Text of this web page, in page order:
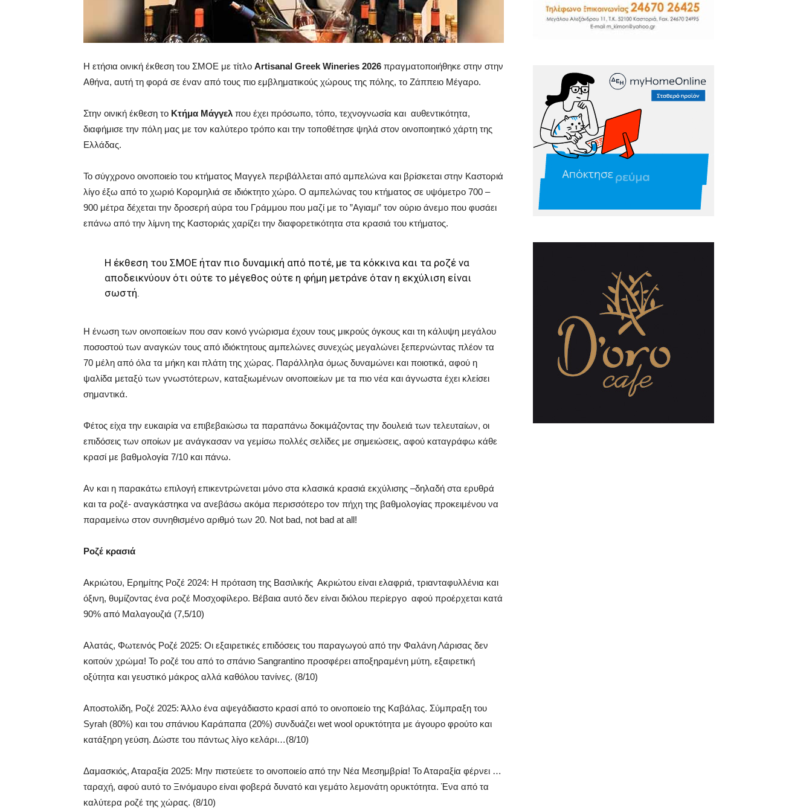
Η ετήσια οινική έκθεση του ΣΜΟΕ με τίτλο Artisanal Greek Wineries 2026 πραγματοποιήθηκε στην στην
Αθήνα, αυτή τη φορά σε έναν από τους πιο εμβληματικούς χώρους της πόλης, το Ζάππειο Μέγαρο.
Στην οινική έκθεση το Κτήμα Μάγγελ που έχει πρόσωπο, τόπο, τεχνογνωσία και αυθεντικότητα,
διαφήμισε την πόλη μας με τον καλύτερο τρόπο και την τοποθέτησε ψηλά στον οινοποιητικό χάρτη της
Ελλάδας.
Το σύγχρονο οινοποιείο του κτήματος Μαγγελ περιβάλλεται από αμπελώνα και βρίσκεται στην Καστοριά
λίγο έξω από το χωριό Κορομηλιά σε ιδιόκτητο χώρο. Ο αμπελώνας του κτήματος σε υψόμετρο 700 –
900 μέτρα δέχεται την δροσερή αύρα του Γράμμου που μαζί με το ”Αγιαμι” τον ούριο άνεμο που φυσάει
επάνω από την λίμνη της Καστοριάς χαρίζει την διαφορετικότητα στα κρασιά του κτήματος.
Η έκθεση του ΣΜΟΕ ήταν πιο δυναμική από ποτέ, με τα κόκκινα και τα ροζέ να
αποδεικνύουν ότι ούτε το μέγεθος ούτε η φήμη μετράνε όταν η εκχύλιση είναι
σωστή.
Η ένωση των οινοποιείων που σαν κοινό γνώρισμα έχουν τους μικρούς όγκους και τη κάλυψη μεγάλου
ποσοστού των αναγκών τους από ιδιόκτητους αμπελώνες συνεχώς μεγαλώνει ξεπερνώντας πλέον τα
70 μέλη από όλα τα μήκη και πλάτη της χώρας. Παράλληλα όμως δυναμώνει και ποιοτικά, αφού η
ψαλίδα μεταξύ των γνωστότερων, καταξιωμένων οινοποιείων με τα πιο νέα και άγνωστα έχει κλείσει
σημαντικά.
Φέτος είχα την ευκαιρία να επιβεβαιώσω τα παραπάνω δοκιμάζοντας την δουλειά των τελευταίων, οι
επιδόσεις των οποίων με ανάγκασαν να γεμίσω πολλές σελίδες με σημειώσεις, αφού καταγράφω κάθε
κρασί με βαθμολογία 7/10 και πάνω.
Αν και η παρακάτω επιλογή επικεντρώνεται μόνο στα κλασικά κρασιά εκχύλισης –δηλαδή στα ερυθρά
και τα ροζέ- αναγκάστηκα να ανεβάσω ακόμα περισσότερο τον πήχη της βαθμολογίας προκειμένου να
παραμείνω στον συνηθισμένο αριθμό των 20. Not bad, not bad at all!
Ροζέ κρασιά
Ακριώτου, Ερημίτης Ροζέ 2024: Η πρόταση της Βασιλικής Ακριώτου είναι ελαφριά, τριανταφυλλένια και
όξινη, θυμίζοντας ένα ροζέ Μοσχοφίλερο. Βέβαια αυτό δεν είναι διόλου περίεργο αφού προέρχεται κατά
90% από Μαλαγουζιά (7,5/10)
Αλατάς, Φωτεινός Ροζέ 2025: Οι εξαιρετικές επιδόσεις του παραγωγού από την Φαλάνη Λάρισας δεν
κοιτούν χρώμα! Το ροζέ του από το σπάνιο Sangrantino προσφέρει αποξηραμένη μύτη, εξαιρετική
οξύτητα και γευστικό μάκρος αλλά καθόλου τανίνες. (8/10)
Αποστολίδη, Ροζέ 2025: Άλλο ένα αψεγάδιαστο κρασί από το οινοποιείο της Καβάλας. Σύμπραξη του
Syrah (80%) και του σπάνιου Καράπαπα (20%) συνδυάζει wet wool ορυκτότητα με άγουρο φρούτο και
κατάξηρη γεύση. Δώστε του πάντως λίγο κελάρι…(8/10)
Δαμασκιός, Αταραξία 2025: Μην πιστεύετε το οινοποιείο από την Νέα Μεσημβρία! Το Αταραξία φέρνει …
ταραχή, αφού αυτό το Ξινόμαυρο είναι φοβερά δυνατό και γεμάτο λεμονάτη ορυκτότητα. Ένα από τα
καλύτερα ροζέ της χώρας. (8/10)